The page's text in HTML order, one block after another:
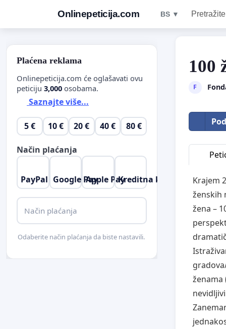
Onlinepeticija.com BS ▼
100
F
Krajem
ženskih
žena –
ženama
Plaćena reklama
Onlinepeticija.com će oglašavati ovu
peticiju 3,000 osobama.
Saznajte više...
5 € 10 € 20 € 40 € 80 €
Način plaćanja
PayPal Google PayApple PayKreditna kartica
Način plaćanja
Odaberite način plaćanja da biste nastavili.